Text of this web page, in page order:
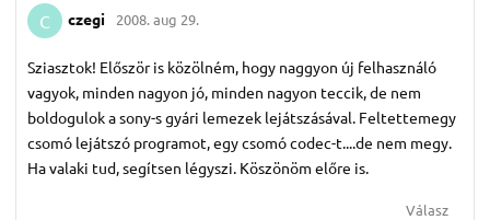
C czegi 2008. aug 29.
Sziasztok! Először is közölném, hogy naggyon új felhasználó
vagyok, minden nagyon jó, minden nagyon teccik, de nem
boldogulok a sony-s gyári lemezek lejátszásával. Feltettemegy
csomó lejátszó programot, egy csomó codec-t....de nem megy.
Ha valaki tud, segítsen légyszi. Köszönöm előre is.
Válasz